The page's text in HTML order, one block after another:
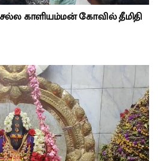
காளியம்மன் கோவில் தீமிதி